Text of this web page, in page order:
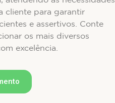
cliente para garantir
e assertivos. Conte
os mais diversos
excelência.